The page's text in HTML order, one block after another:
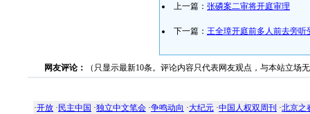
上一篇： 张磷案二审将开庭审理
下一篇： 王全璋开庭前多人前去旁听
网友评论： （只显示最新10条。评论内容只代表网友观点，与本站立场
·开放 · 民主中国 ·独立中文笔会 ·争鸣动向 ·大纪元 ·中国人权双周刊 ·北京之